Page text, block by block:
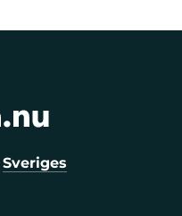
Sveriges